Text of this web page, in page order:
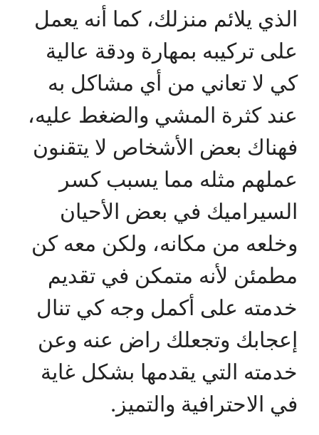
الذي يلائم منزلك، كما أنه يعمل
على تركيبه بمهارة ودقة عالية
كي لا تعاني من أي مشاكل به
عند كثرة المشي والضغط عليه،
فهناك بعض الأشخاص لا يتقنون
عملهم مثله مما يسبب كسر
السيراميك في بعض الأحيان
وخلعه من مكانه، ولكن معه كن
مطمئن لأنه متمكن في تقديم
خدمته على أكمل وجه كي تنال
إعجابك وتجعلك راض عنه وعن
خدمته التي يقدمها بشكل غاية
في الاحترافية والتميز.